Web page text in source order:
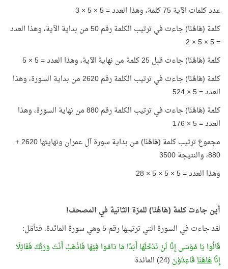
عدد كلمات الآية 75 كلمة، وهذا العدد = 5 × 5 × 3
كلمة (هَاهُنَا) جاءت في ترتيب الكلمة رقم 50 من بداية الآية، وهذا العدد
= 5 × 5 × 2
كلمة (هَاهُنَا) جاءت قبل 25 كلمة من نهاية الآية، وهذا العدد = 5 × 5
كلمة (هَاهُنَا) جاءت في ترتيب الكلمة رقم 2620 من بداية السورة، وهذا
العدد = 5 × 524
كلمة (هَاهُنَا) جاءت في ترتيب الكلمة رقم 880 من نهاية السورة، وهذا
العدد = 5 × 176
مجموع ترتيب كلمة (هَاهُنَا) من بداية سورة آل عمران ونهايتها 2620 +
880، والنتيجة 3500
وهذا العدد = 5 × 5 × 5 × 28
أين جاءت كلمة (هَاهُنَا) للمرّة الثانية في المصحف!
لقد جاءت في السورة التي ترتيبها رقم 5 وهي سورة المائدة، فتأمّل:
قَالُوا يَا مُوْسَى إِنَّا لَنْ نَدْخُلَهَا أَبَدًا مَا دَامُوا فِيْهَا فَاذْهَبْ أَنْتَ وَرَبُّكَ فَقَاتِلَا
إِنَّاهَاهُنَاقَاعِدُوْنَ (24) المائدة